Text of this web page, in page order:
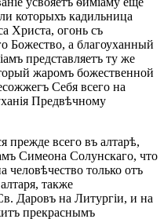
которыхъ кадильница
Христа, огонь съ
Божество, а благоуханный
представляетъ ту же
жаромъ божественной
Себя всего на
Предвѣчному
прежде всего въ алтарѣ,
Симеона Солунскаго, что
человѣчество только отъ
также
Даровъ на Литургіи, и на
прекраснымъ